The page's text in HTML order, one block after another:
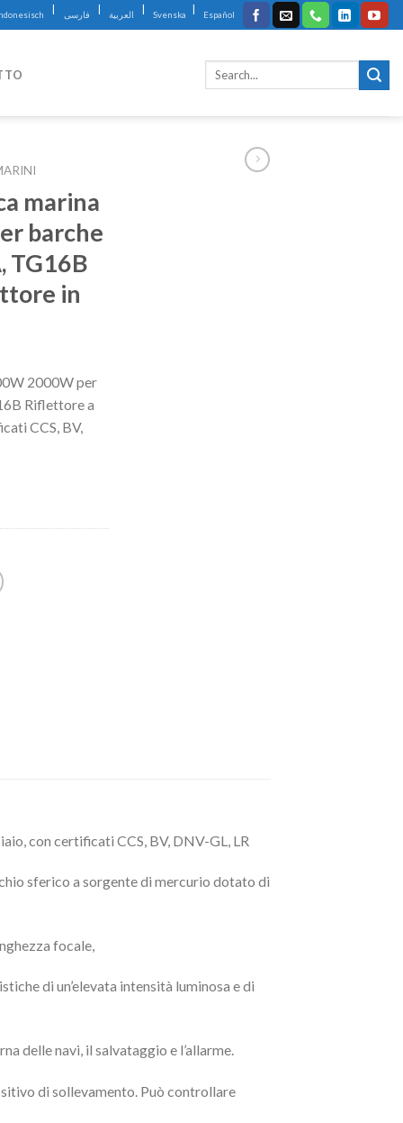
| فارسی | العربية | Svenska | Español
marina
barche
TG16B
in
2000W per
Riflettore a
CCS, BV,
con certificati CCS, BV, DNV-GL, LR
sferico a sorgente di mercurio dotato di
focale,
di un’elevata intensità luminosa e di
delle navi, il salvataggio e l’allarme.
di sollevamento. Può controllare